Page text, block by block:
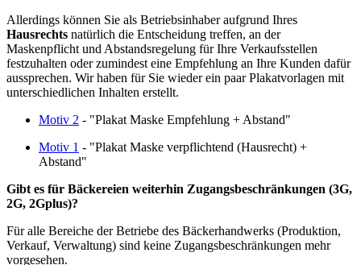
Allerdings können Sie als Betriebsinhaber aufgrund Ihres
Hausrechts natürlich die Entscheidung treffen, an der
Maskenpflicht und Abstandsregelung für Ihre Verkaufsstellen
festzuhalten oder zumindest eine Empfehlung an Ihre Kunden dafür
aussprechen. Wir haben für Sie wieder ein paar Plakatvorlagen mit
unterschiedlichen Inhalten erstellt.
Motiv 2 - "Plakat Maske Empfehlung + Abstand"
Motiv 1 - "Plakat Maske verpflichtend (Hausrecht) +
Abstand"
Gibt es für Bäckereien weiterhin Zugangsbeschränkungen (3G,
2G, 2Gplus)?
Für alle Bereiche der Betriebe des Bäckerhandwerks (Produktion,
Verkauf, Verwaltung) sind keine Zugangsbeschränkungen mehr
vorgesehen.